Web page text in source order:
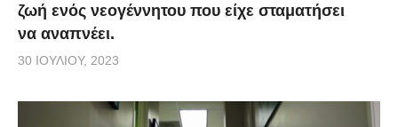
ζωή ενός νεογέννητου που είχε σταματήσει
να αναπνέει.
30 ΙΟΥΛΊΟΥ, 2023